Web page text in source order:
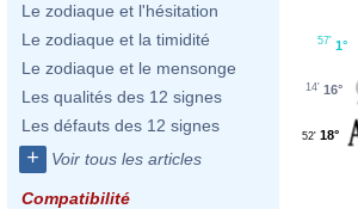
Le zodiaque et l'hésitation
Le zodiaque et la timidité
Le zodiaque et le mensonge
Les qualités des 12 signes
Les défauts des 12 signes
+ Voir tous les articles
Compatibilité
1°
57'
16°
14'
18°
52'